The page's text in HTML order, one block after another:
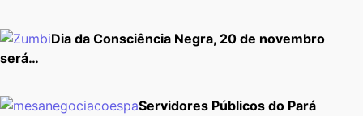
Dia da Consciência Negra, 20 de novembro
será…
Servidores Públicos do Pará